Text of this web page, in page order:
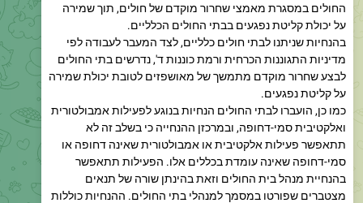
בהנחיות שניתנו לבתי חולים כלליים, לצד המעבר לעבודה לפי
מדיניות התגוננות הכרחית ורמת כוננות ד', נדרשים בתי החולים
לבצע שחרור מוקדם מתמשך של מאושפזים לטובת יכולת שמירה
על קליטת נפגעים.
כמו כן, הועברו לבתי החולים הנחיות בנוגע לפעילות אמבולטורית
ואלקטיבית סמי-דחופה, ובמרכזן ההנחייה כי בשלב זה לא
תתאפשר פעילות אלקטיבית או אמבולטורית שאינה דחופה או
סמי-דחופה שאינה עומדת בכללים אלו. הפעילות תתאפשר
בהנחיית מנהל בית החולים וזאת בהינתן שורה של תנאים
מצטברים שפורטו במסמך למנהלי בתי החולים. ההנחיות כוללות
תעדוף להפעלת הטיפולים והשירותים הבאים: ניתוחים וטיפולים
אונקולוגים; IVF; הפסקות הריון; בדיקות הדמיה למקרים דחופים